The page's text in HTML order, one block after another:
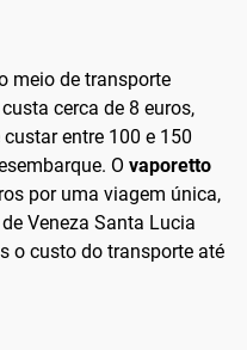
meio de transporte
custa cerca de 8 euros,
custar entre 100 e 150
O vaporetto
por uma viagem única,
Veneza Santa Lucia
o custo do transporte até